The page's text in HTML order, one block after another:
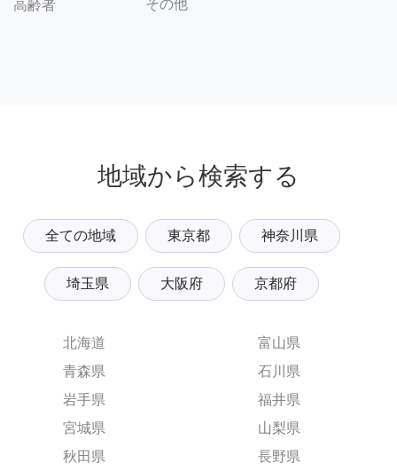
高齢者 その他
地域から検索する
全ての地域 東京都 神奈川県
埼玉県 大阪府 京都府
北海道
青森県
岩手県
宮城県
秋田県
富山県
石川県
福井県
山梨県
長野県